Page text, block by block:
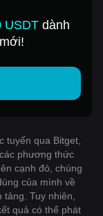
USDT dành
tuyến qua Bitget,
phương thức
cạnh đó, chúng
của mình về
Tuy nhiên,
quả có thể phát